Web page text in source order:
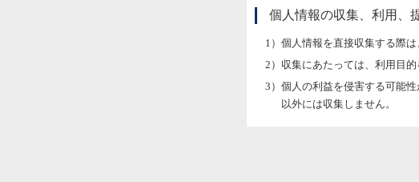
個人情報の収集、利用、
個人情報を直接収集する際
収集にあたっては、利用目
個人の利益を侵害する可能
以外には収集しません。
持、再委託に関する事項、